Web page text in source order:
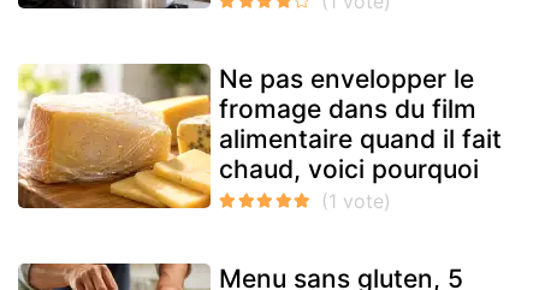
Ne pas envelopper le
fromage dans du film
alimentaire quand il fait
chaud, voici pourquoi
Menu sans gluten, 5